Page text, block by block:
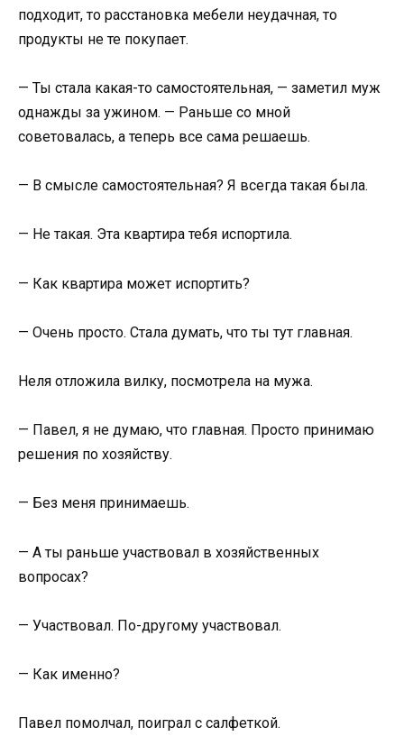
подходит, то расстановка мебели неудачная, то
продукты не те покупает.
— Ты стала какая-то самостоятельная, — заметил муж
однажды за ужином. — Раньше со мной
советовалась, а теперь все сама решаешь.
— В смысле самостоятельная? Я всегда такая была.
— Не такая. Эта квартира тебя испортила.
— Как квартира может испортить?
— Очень просто. Стала думать, что ты тут главная.
Неля отложила вилку, посмотрела на мужа.
— Павел, я не думаю, что главная. Просто принимаю
решения по хозяйству.
— Без меня принимаешь.
— А ты раньше участвовал в хозяйственных
вопросах?
— Участвовал. По-другому участвовал.
— Как именно?
Павел помолчал, поиграл с салфеткой.